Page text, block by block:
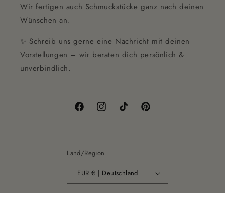
Wir fertigen auch Schmuckstücke ganz nach deinen
Wünschen an.
✨ Schreib uns gerne eine Nachricht mit deinen
Vorstellungen – wir beraten dich persönlich &
unverbindlich.
FacebookInstagramTikTok Pinterest
Land/Region
EUR € | Deutschland
Zahlungsmethoden